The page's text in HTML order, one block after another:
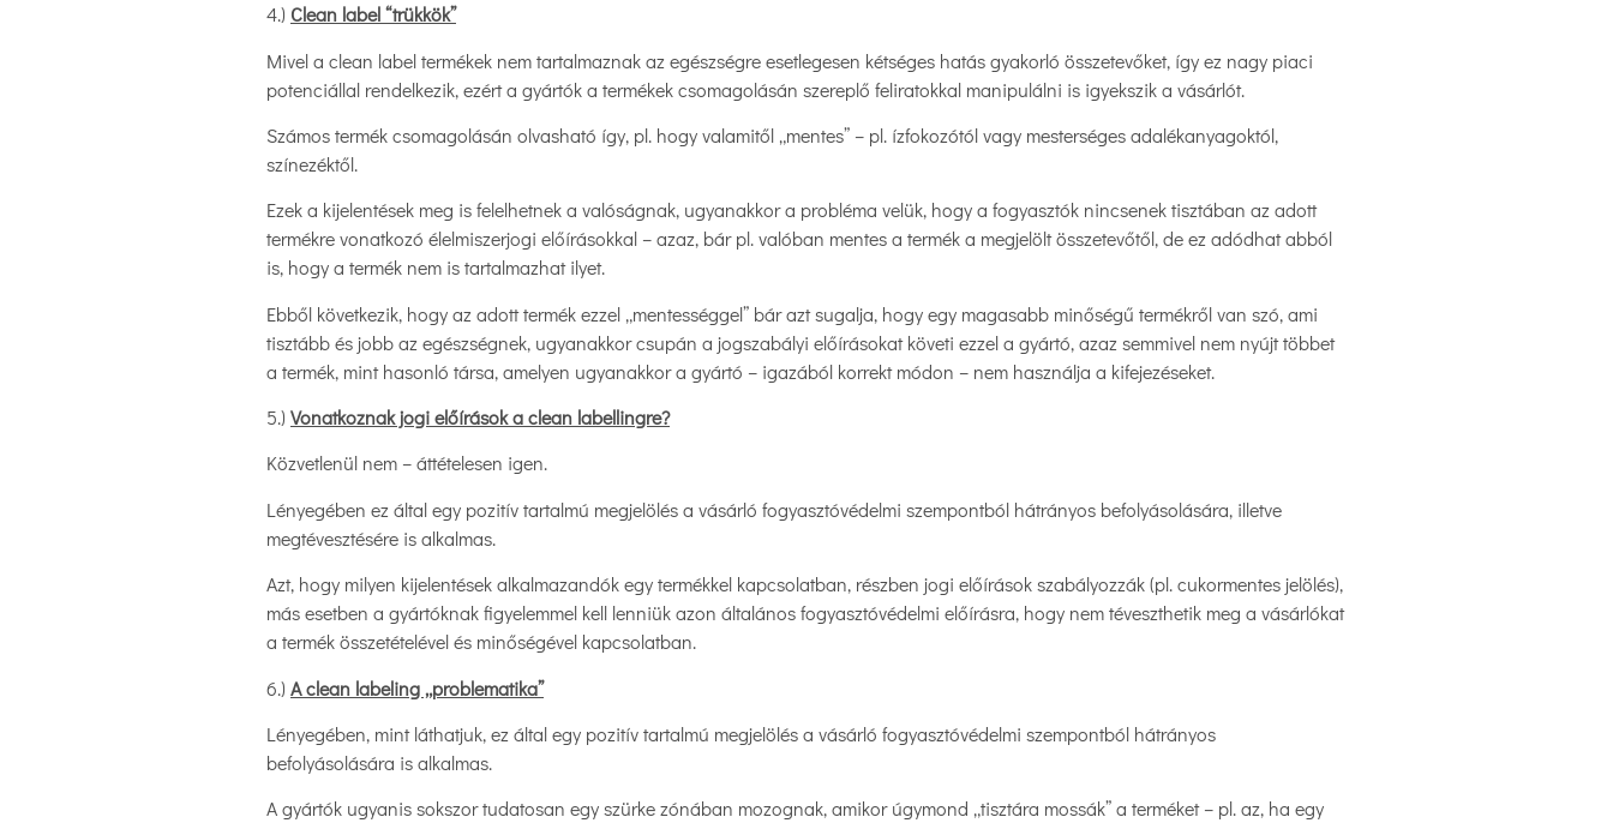
4.) Clean label “trükkök”
Mivel a clean label termékek nem tartalmaznak az egészségre esetlegesen kétséges hatás gyakorló összetevőket, így ez nagy piaci
potenciállal rendelkezik, ezért a gyártók a termékek csomagolásán szereplő feliratokkal manipulálni is igyekszik a vásárlót.
Számos termék csomagolásán olvasható így, pl. hogy valamitől „mentes” – pl. ízfokozótól vagy mesterséges adalékanyagoktól,
színezéktől.
Ezek a kijelentések meg is felelhetnek a valóságnak, ugyanakkor a probléma velük, hogy a fogyasztók nincsenek tisztában az adott
termékre vonatkozó élelmiszerjogi előírásokkal – azaz, bár pl. valóban mentes a termék a megjelölt összetevőtől, de ez adódhat abból
is, hogy a termék nem is tartalmazhat ilyet.
Ebből következik, hogy az adott termék ezzel „mentességgel” bár azt sugalja, hogy egy magasabb minőségű termékről van szó, ami
tisztább és jobb az egészségnek, ugyanakkor csupán a jogszabályi előírásokat követi ezzel a gyártó, azaz semmivel nem nyújt többet
a termék, mint hasonló társa, amelyen ugyanakkor a gyártó – igazából korrekt módon – nem használja a kifejezéseket.
5.) Vonatkoznak jogi előírások a clean labellingre?
Közvetlenül nem – áttételesen igen.
Lényegében ez által egy pozitív tartalmú megjelölés a vásárló fogyasztóvédelmi szempontból hátrányos befolyásolására, illetve
megtévesztésére is alkalmas.
Azt, hogy milyen kijelentések alkalmazandók egy termékkel kapcsolatban, részben jogi előírások szabályozzák (pl. cukormentes jelölés),
más esetben a gyártóknak figyelemmel kell lenniük azon általános fogyasztóvédelmi előírásra, hogy nem téveszthetik meg a vásárlókat
a termék összetételével és minőségével kapcsolatban.
6.) A clean labeling „problematika”
Lényegében, mint láthatjuk, ez által egy pozitív tartalmú megjelölés a vásárló fogyasztóvédelmi szempontból hátrányos
befolyásolására is alkalmas.
A gyártók ugyanis sokszor tudatosan egy szürke zónában mozognak, amikor úgymond „tisztára mossák” a terméket – pl. az, ha egy